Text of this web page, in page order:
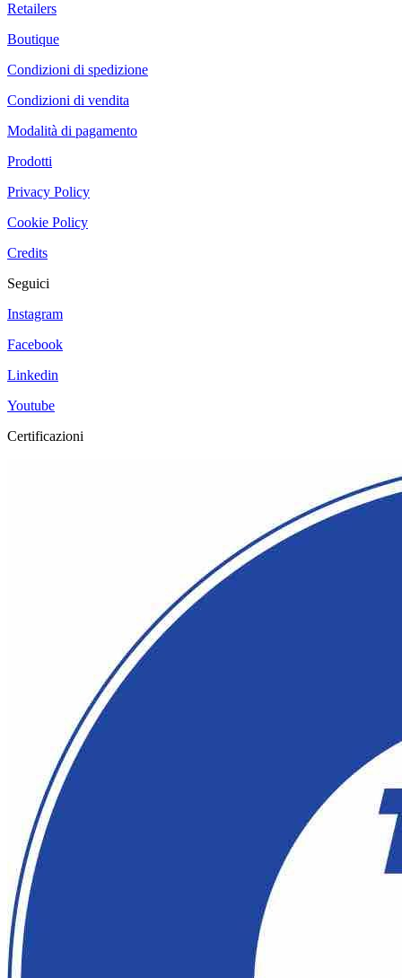
Retailers
Boutique
Condizioni di spedizione
Condizioni di vendita
Modalità di pagamento
Prodotti
Privacy Policy
Cookie Policy
Credits
Seguici
Instagram
Facebook
Linkedin
Youtube
Certificazioni